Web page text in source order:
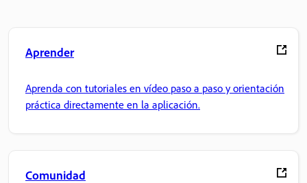
Aprender
Aprenda con tutoriales en vídeo paso a paso y orientación
práctica directamente en la aplicación.
Comunidad